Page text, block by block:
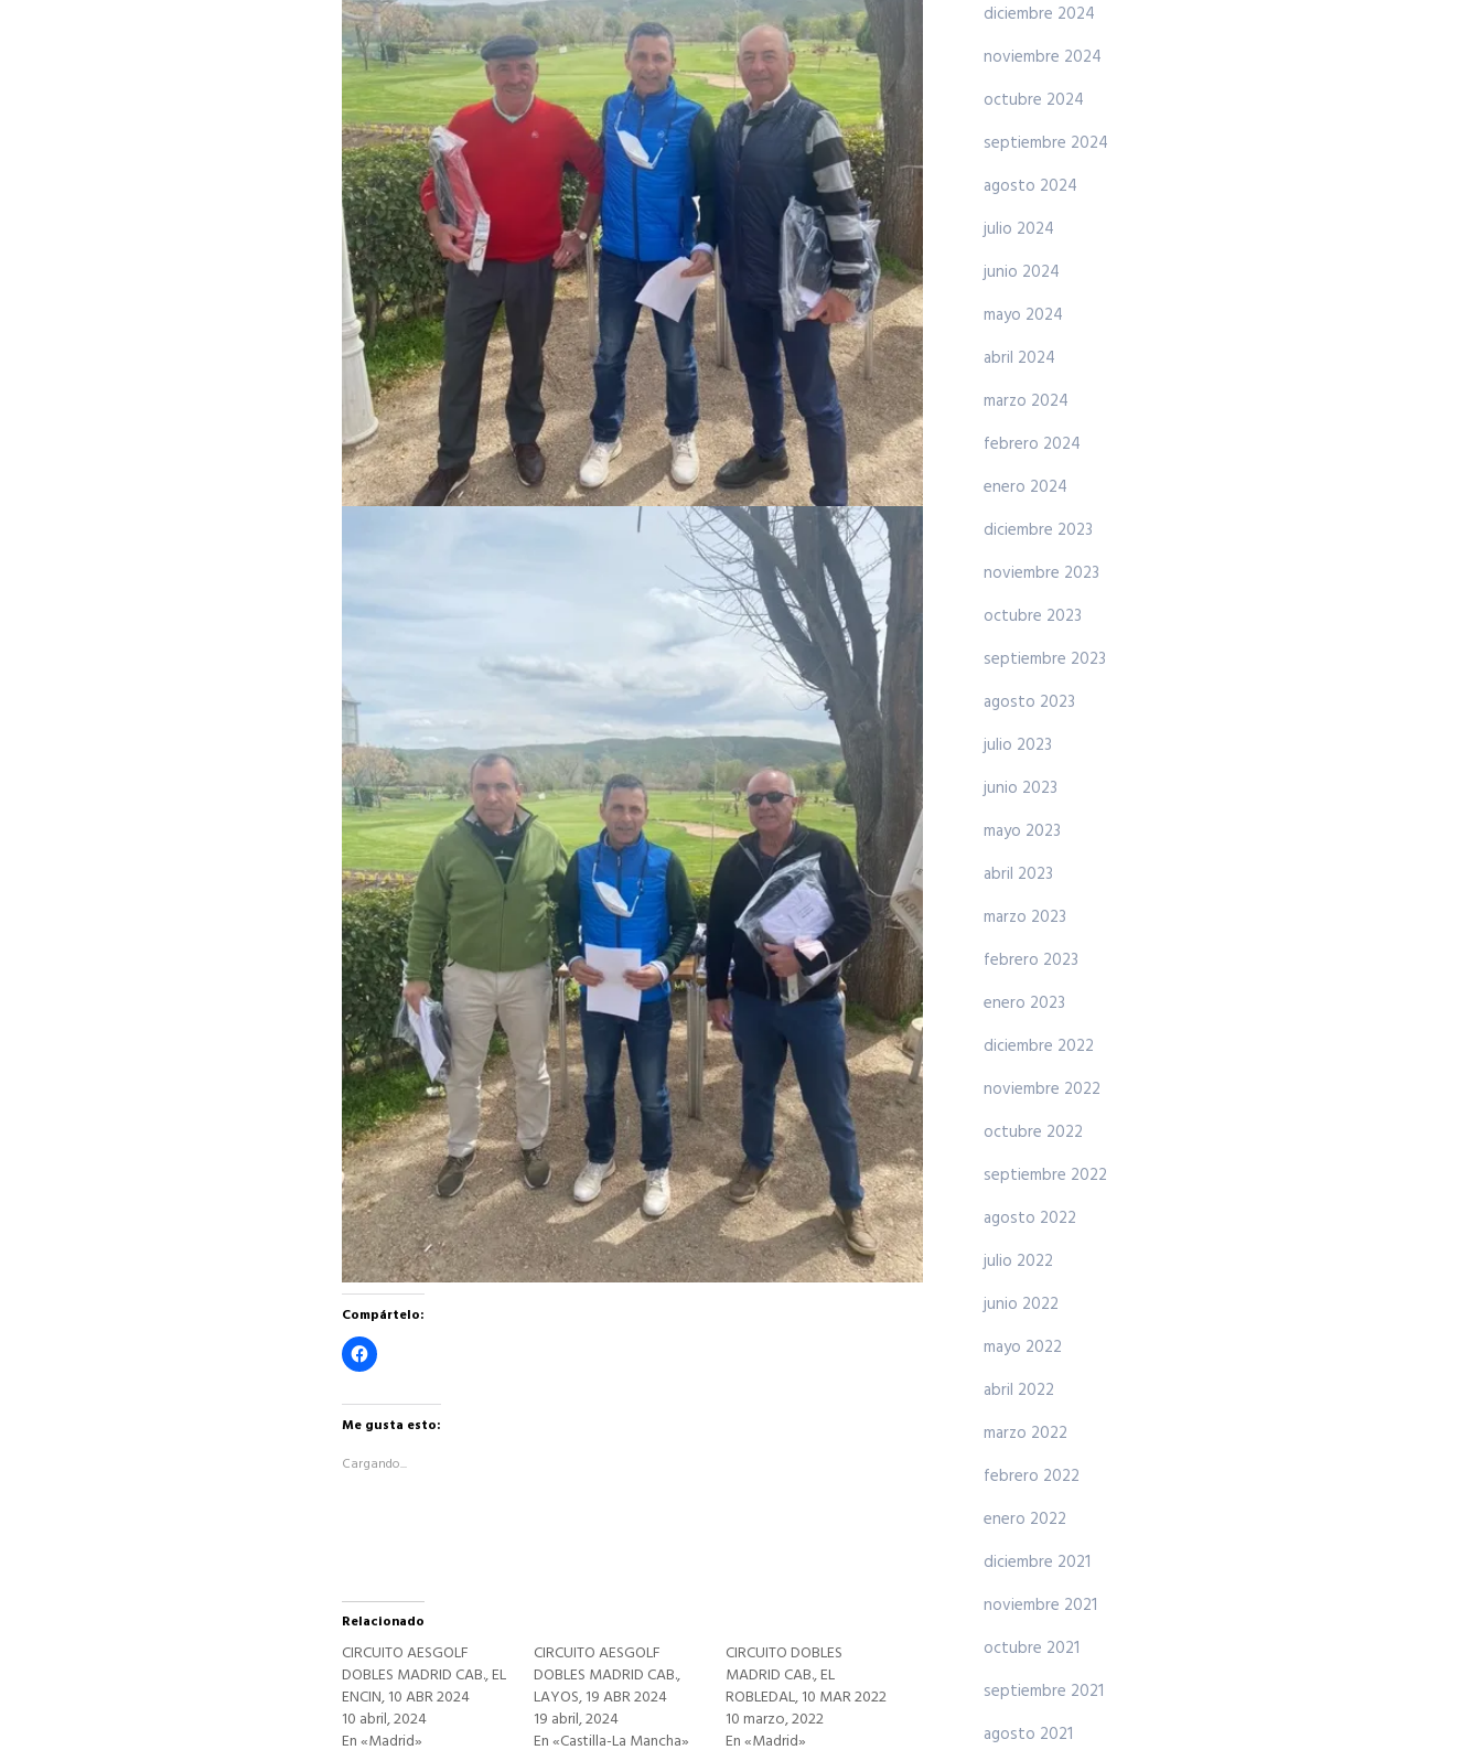
Compártelo:
Haz
clic
en
Facebook
(Se
en
Me gusta esto:
Cargando...
Relacionado
CIRCUITO AESGOLF
DOBLES MADRID CAB., EL
ENCIN, 10 ABR 2024
10 abril, 2024
En «Madrid»
CIRCUITO AESGOLF
DOBLES MADRID CAB.,
LAYOS, 19 ABR 2024
19 abril, 2024
En «Castilla-La Mancha»
CIRCUITO DOBLES
MADRID CAB., EL
ROBLEDAL, 10 MAR 2022
10 marzo, 2022
En «Madrid»
diciembre 2024
noviembre 2024
octubre 2024
septiembre 2024
agosto 2024
julio 2024
junio 2024
mayo 2024
abril 2024
marzo 2024
febrero 2024
enero 2024
diciembre 2023
noviembre 2023
octubre 2023
septiembre 2023
agosto 2023
julio 2023
junio 2023
mayo 2023
abril 2023
marzo 2023
febrero 2023
enero 2023
diciembre 2022
noviembre 2022
octubre 2022
septiembre 2022
agosto 2022
julio 2022
junio 2022
mayo 2022
abril 2022
marzo 2022
febrero 2022
enero 2022
diciembre 2021
noviembre 2021
octubre 2021
septiembre 2021
agosto 2021